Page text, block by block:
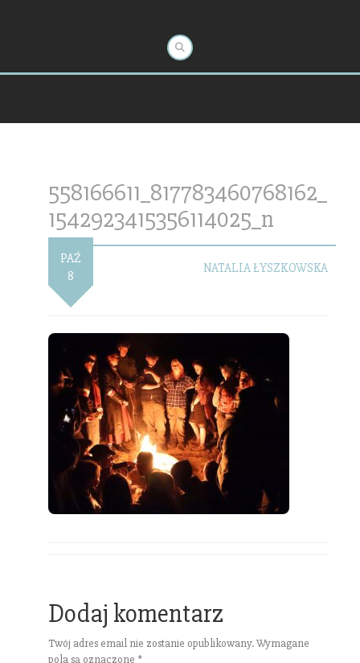
558166611_817783460768162_
1542923415356114025_n
PAŹ
8
NATALIA ŁYSZKOWSKA
Dodaj komentarz
Twój adres email nie zostanie opublikowany.Wymagane
pola są oznaczone *